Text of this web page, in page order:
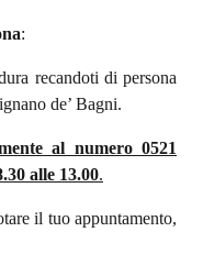
:
recandoti di persona
de’ Bagni.
al numero 0521
alle 13.00.
il tuo appuntamento,